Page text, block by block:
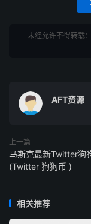
未经允许不得转载：
AFT资源
上一篇
马斯克最新Twitter狗
(Twitter 狗狗币 )
相关推荐